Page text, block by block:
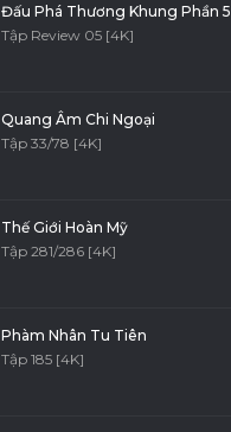
Đấu Phá Thương Khung Phần 5
Tập Review 05 [4K]
Quang Âm Chi Ngoại
Tập 33/78 [4K]
Thế Giới Hoàn Mỹ
Tập 281/286 [4K]
Phàm Nhân Tu Tiên
Tập 185 [4K]